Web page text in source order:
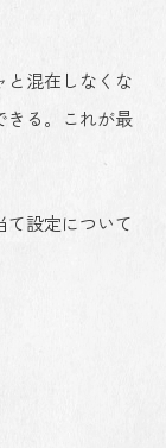
と混在しなくな
きる。これが最
設定について